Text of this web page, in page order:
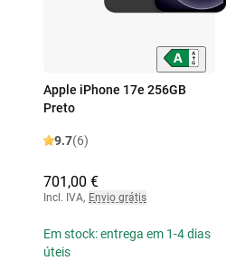
Apple iPhone 17e 256GB
Preto
9.7(6)
701,00 €
Incl. IVA, Envio grátis
Em stock: entrega em 1-4 dias
úteis